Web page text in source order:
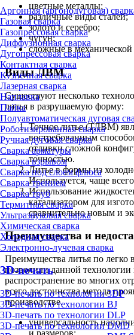
Аргонная (аргонодуговая)
Газовая сварка
Газопрессовая сварка
Диффузионная сварка
Дугопрессовая сварка
Контактная сварка
Кузнечная сварка
Лазерная сварка
Наплавка
Пайка
Полуавтоматическая дуговая
Роботизированная сварка
Ручная дуговая сварка
Сварка арматуры
Сварка взрывом
Сварка под слоем флюса
Сварка трением
Сварка труб
Термитная сварка
Ультразвуковая сварка
Химическая сварка
Холодная сварка
Электронно-лучевая сварка
3D-печать
3D-печать по технологии 3DP
3D-печать по технологии BJ
3D-печать по технологии DLP
3D-печать по технологии DMD
цветные металлы;
различные виды сталей;
золото и серебро;
чугун;
сложные в
Виды ЛВМ
Существуют несколько
литья в разрушаемую форму:
Точное литье (ТЛВМ)
востребованным
отливки сложной
точностью.
Литье в формы из
Используется, чаще
Использование
катализатором для
сравнительно новым и
Преимущества и
Преимущества литья по
позволили данной
распространение во многих
всего достоинства метода
производстве.
универсальность
и размеров;